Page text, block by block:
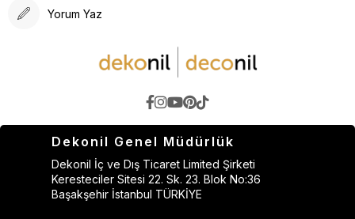
Yorum Yaz
Dekonil Genel Müdürlük
Dekonil İç ve Dış Ticaret Limited Şirketi
Keresteciler Sitesi 22. Sk. 23. Blok No:36
Başakşehir İstanbul TÜRKİYE